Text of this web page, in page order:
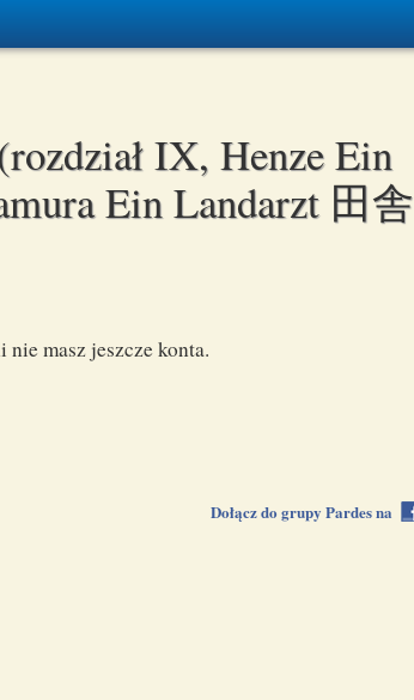
IX, Henze Ein
Ein Landarzt 田舎
nie masz jeszcze konta.
Dołącz do grupy Pardes na